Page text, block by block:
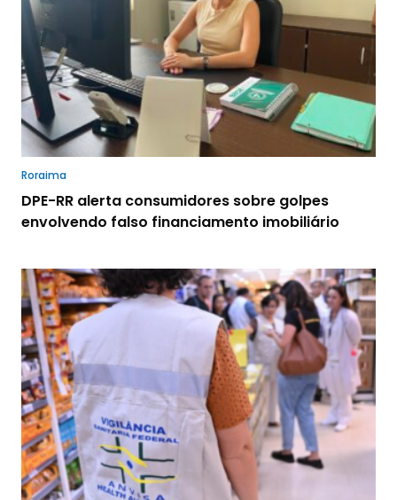
Roraima
DPE-RR alerta consumidores sobre golpes
envolvendo falso financiamento imobiliário